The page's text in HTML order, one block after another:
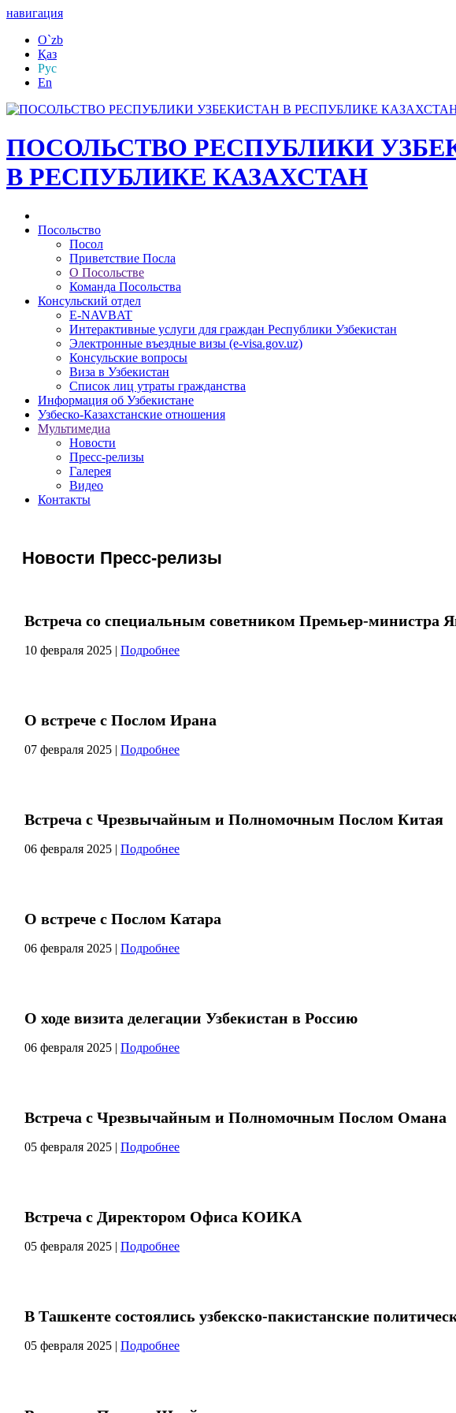
навигация
O`zb
Қаз
Рус
En
ПОСОЛЬСТВО РЕСПУБЛИКИ
В РЕСПУБЛИКЕ КАЗАХСТАН
Посольство
Посол
Приветствие Посла
О Посольстве
Команда Посольства
Консульский отдел
E-NAVBAT
Интерактивные услуги для граждан Республики Узбекистан
Электронные въездные визы (e-visa.gov.uz)
Консульские вопросы
Виза в Узбекистан
Список лиц утраты гражданства
Информация об Узбекистане
Узбеско-Казахстанские отношения
Мультимедиа
Новости
Пресс-релизы
Галерея
Видео
Контакты
Новости Пресс-релизы
Встреча со специальным советником Премьер-министра
10 февраля 2025 | Подробнее
О встрече с Послом Ирана
07 февраля 2025 | Подробнее
Встреча с Чрезвычайным и Полномочным Послом Китая
06 февраля 2025 | Подробнее
О встрече с Послом Катара
06 февраля 2025 | Подробнее
О ходе визита делегации Узбекистан в Россию
06 февраля 2025 | Подробнее
Встреча с Чрезвычайным и Полномочным Послом Омана
05 февраля 2025 | Подробнее
Встреча с Директором Офиса КОИКА
05 февраля 2025 | Подробнее
В Ташкенте состоялись узбекско-пакистанские
05 февраля 2025 | Подробнее